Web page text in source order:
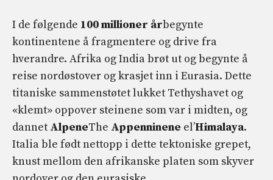
I de følgende 100 millioner årbegynte
kontinentene å fragmentere og drive fra
hverandre. Afrika og India brøt ut og begynte å
reise nordøstover og krasjet inn i Eurasia. Dette
titaniske sammenstøtet lukket Tethyshavet og
«klemt» oppover steinene som var i midten, og
dannet AlpeneThe Appenninene el’Himalaya.
Italia ble født nettopp i dette tektoniske grepet,
knust mellom den afrikanske platen som skyver